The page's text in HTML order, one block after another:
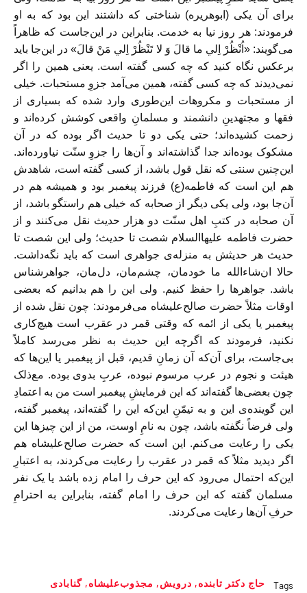
برای آن یکی (ابوهریره) شناختی که داشتند این بود که به او
فرمودند: هر روز نیا به خدمت. بنابراین در این‌جاست که ظاهراً
می‌گویند: «اُنْظُرْ اِلي ما قالَ وَ لا تَنْظُرْ اِلي مَنْ قالَ» در این‌جا باید
برعکس نگاه کنید که چه کسی گفته است. یعنی همین را اگر
نمی‌دیدند که چه کسی گفته، همین می‌‌آمد جزوِ مستحبات. خیلی
از مستحبات و مکروهات این‌طوری وارد شده که بسیاری از
فقها و مجتهدینِ دانشمند و مسلمانِ واقعی کوشش کرده‌اند و
زحمت کشیده‌اند؛ حتی یکی دو تا حدیث اگر بوده که در آن
مشکوک بوده‌اند جدا گذاشته‌اند و آن‌ها را جزوِ سنّت نیاورده‌اند.
این‌چنین سنتی که نقل قول باشد، از کسی گفته است، شاهدش
هم این است که فاطمه(ع) فرزند پیغمبر بود و همیشه هم در
آن‌جا بود، ولی یکی دیگر از صحابه که خیلی هم راستگو باشد، از
آن صحابه در کتبِ اهل سنّت دو هزار حدیث نقل می‌کنند و از
حضرت فاطمه علیهاالسلام شصت تا حدیث؛ ولی این شصت تا
حدیث هر حدیثش به منزله‌ی جواهری است که باید نگه‌داشت.
حالا ان‌شاءالله ما خودمان، چشم‌مان، دل‌مان، جواهرشناس
باشد. جواهرها را حفظ کنیم. ولی این را هم بدانیم که بعضی
اوقات مثلاً حضرت صالح‌علیشاه می‌فرمودند: چون نقل شده از
پیغمبر یا یکی از ائمه که وقتی قمر در عقرب است هیچ‌کاری
نکنید، فرمودند که اگرچه این حدیث به نظر می‌رسد کاملاً
بی‌جاست، برای آن‌که آن زمانِ قدیم، قبل از پیغمبر یا این‌ها که
هیئت و نجوم در عرب مرسوم نبوده، عربِ بدوی بوده. مع‌ذلک
چون بعضی‌ها گفته‌اند که این فرمایشِ پیغمبر است من به اعتمادِ
این گوینده‌ی این و به تیمّنِ این‌که این را گفته‌اند، پیغمبر گفته،
ولی فرضاً نگفته باشد، چون به نامِ اوست، من از این چیزها این
یکی را رعایت می‌کنم. این است که حضرت صالح‌علیشاه هم
اگر دیدید مثلاً که قمر در عقرب را رعایت می‌کردند، به اعتبارِ
این‌که احتمال می‌رود که این حرف را امام زده باشد یا یک نفر
مسلمان گفته که این حرف را امام گفته، بنابراین به احترامِ
حرفِ آن‌ها رعایت می‌کردند.
Tags حاج دکتر تابنده, درویش, مجذوب‌علیشاه, گنابادی